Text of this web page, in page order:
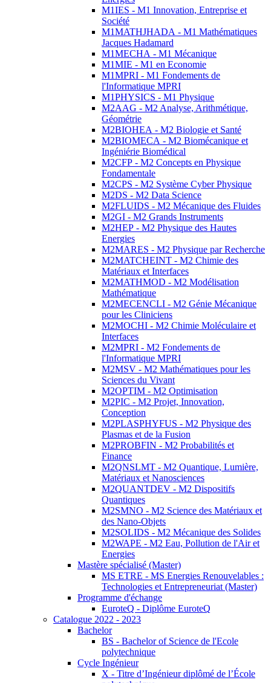
M1IES - M1 Innovation, Entreprise et
Société
M1MATHJHADA - M1 Mathématiques
Jacques Hadamard
M1MECHA - M1 Mécanique
M1MIE - M1 en Economie
M1MPRI - M1 Fondements de
l'Informatique MPRI
M1PHYSICS - M1 Physique
M2AAG - M2 Analyse, Arithmétique,
Géométrie
M2BIOHEA - M2 Biologie et Santé
M2BIOMECA - M2 Biomécanique et
Ingéniérie Biomédical
M2CFP - M2 Concepts en Physique
Fondamentale
M2CPS - M2 Système Cyber Physique
M2DS - M2 Data Science
M2FLUIDS - M2 Mécanique des Fluides
M2GI - M2 Grands Instruments
M2HEP - M2 Physique des Hautes
Energies
M2MARES - M2 Physique par Recherche
M2MATCHEINT - M2 Chimie des
Matériaux et Interfaces
M2MATHMOD - M2 Modélisation
Mathématique
M2MECENCLI - M2 Génie Mécanique
pour les Cliniciens
M2MOCHI - M2 Chimie Moléculaire et
Interfaces
M2MPRI - M2 Fondements de
l'Informatique MPRI
M2MSV - M2 Mathématiques pour les
Sciences du Vivant
M2OPTIM - M2 Optimisation
M2PIC - M2 Projet, Innovation,
Conception
M2PLASPHYFUS - M2 Physique des
Plasmas et de la Fusion
M2PROBFIN - M2 Probabilités et
Finance
M2QNSLMT - M2 Quantique, Lumière,
Matériaux et Nanosciences
M2QUANTDEV - M2 Dispositifs
Quantiques
M2SMNO - M2 Science des Matériaux et
des Nano-Objets
M2SOLIDS - M2 Mécanique des Solides
M2WAPE - M2 Eau, Pollution de l'Air et
Energies
Mastère spécialisé (Master)
MS ETRE - MS Energies Renouvelables :
Technologies et Entrepreneuriat (Master)
Programme d'échange
EuroteQ - Diplôme EuroteQ
Catalogue 2022 - 2023
Bachelor
BS - Bachelor of Science de l'Ecole
polytechnique
Cycle Ingénieur
X - Titre d’Ingénieur diplômé de l’École